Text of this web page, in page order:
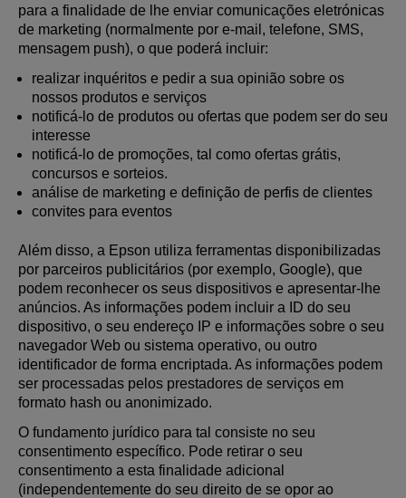
para a finalidade de lhe enviar comunicações eletrónicas
de marketing (normalmente por e-mail, telefone, SMS,
mensagem push), o que poderá incluir:
realizar inquéritos e pedir a sua opinião sobre os
nossos produtos e serviços
notificá-lo de produtos ou ofertas que podem ser do seu
interesse
notificá-lo de promoções, tal como ofertas grátis,
concursos e sorteios.
análise de marketing e definição de perfis de clientes
convites para eventos
Além disso, a Epson utiliza ferramentas disponibilizadas
por parceiros publicitários (por exemplo, Google), que
podem reconhecer os seus dispositivos e apresentar-lhe
anúncios. As informações podem incluir a ID do seu
dispositivo, o seu endereço IP e informações sobre o seu
navegador Web ou sistema operativo, ou outro
identificador de forma encriptada. As informações podem
ser processadas pelos prestadores de serviços em
formato hash ou anonimizado.
O fundamento jurídico para tal consiste no seu
consentimento específico. Pode retirar o seu
consentimento a esta finalidade adicional
(independentemente do seu direito de se opor ao